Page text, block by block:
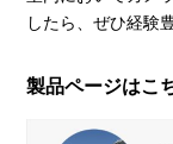
したら、ぜひ経験
製品ページはこ